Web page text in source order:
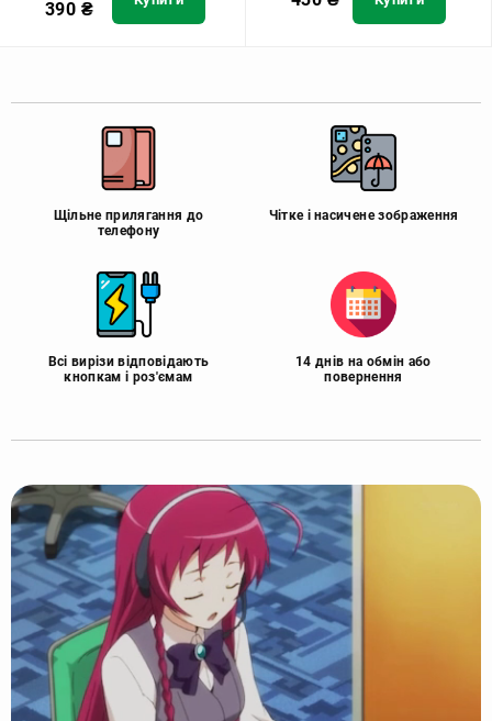
390 ₴
Щільне прилягання до
телефону
Чітке і насичене зображення
Всі вирізи відповідають
кнопкам і роз'ємам
14 днів на обмін або
повернення